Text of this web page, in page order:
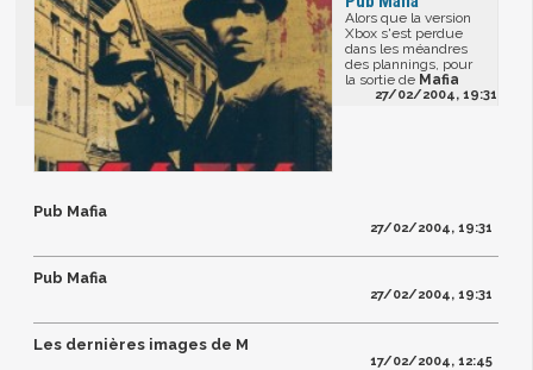
Alors que la version
Xbox s'est perdue
dans les méandres
des plannings, pour
la sortie de Mafia
27/02/2004, 19:31
Pub Mafia
27/02/2004, 19:31
Pub Mafia
27/02/2004, 19:31
Les dernières images de M
17/02/2004, 12:45